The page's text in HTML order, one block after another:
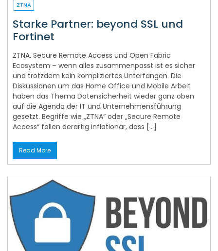
ZTNA
Starke Partner: beyond SSL und
Fortinet
ZTNA, Secure Remote Access und Open Fabric
Ecosystem – wenn alles zusammenpasst ist es sicher
und trotzdem kein kompliziertes Unterfangen. Die
Diskussionen um das Home Office und Mobile Arbeit
haben das Thema Datensicherheit wieder ganz oben
auf die Agenda der IT und Unternehmensführung
gesetzt. Begriffe wie „ZTNA“ oder „Secure Remote
Access“ fallen derartig inflationär, dass […]
Read More